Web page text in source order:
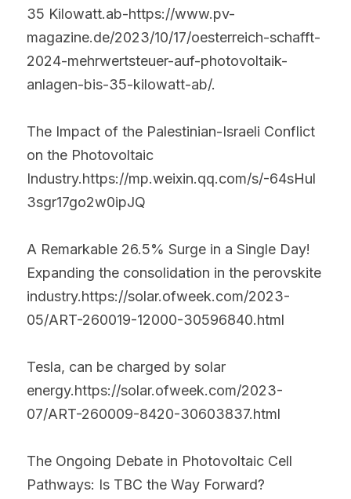
35 Kilowatt.ab-https://www.pv-
magazine.de/2023/10/17/oesterreich-schafft-
2024-mehrwertsteuer-auf-photovoltaik-
anlagen-bis-35-kilowatt-ab/.
The Impact of the Palestinian-Israeli Conflict
on the Photovoltaic
Industry.https://mp.weixin.qq.com/s/-64sHul
3sgr17go2w0ipJQ
A Remarkable 26.5% Surge in a Single Day!
Expanding the consolidation in the perovskite
industry.https://solar.ofweek.com/2023-
05/ART-260019-12000-30596840.html
Tesla, can be charged by solar
energy.https://solar.ofweek.com/2023-
07/ART-260009-8420-30603837.html
The Ongoing Debate in Photovoltaic Cell
Pathways: Is TBC the Way Forward?